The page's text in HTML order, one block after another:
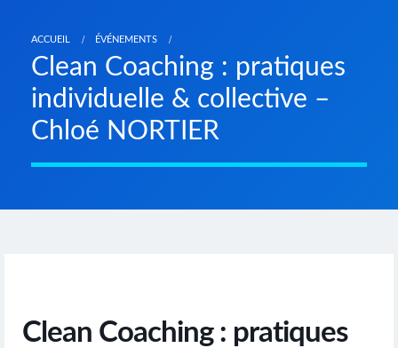
ACCUEIL ÉVÉNEMENTS
Clean Coaching : pratiques
individuelle & collective –
Chloé NORTIER
Clean Coaching : pratiques